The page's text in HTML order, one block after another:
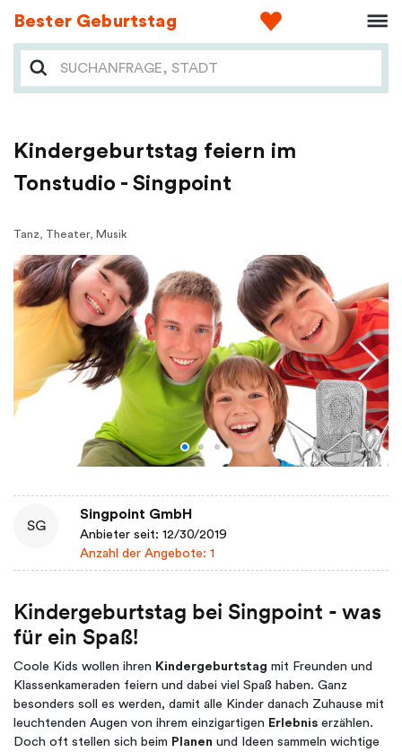
Bester Geburtstag
Kindergeburtstag feiern im
Tonstudio - Singpoint
Tanz, Theater, Musik
SG
Singpoint GmbH
Anbieter seit: 12/30/2019
Anzahl der Angebote: 1
Kindergeburtstag bei Singpoint - was
für ein Spaß!
Coole Kids wollen ihren Kindergeburtstag mit Freunden und
Klassenkameraden feiern und dabei viel Spaß haben. Ganz
besonders soll es werden, damit alle Kinder danach Zuhause mit
leuchtenden Augen von ihrem einzigartigen Erlebnis erzählen.
Doch oft stellen sich beim Planen und Ideen sammeln wichtige